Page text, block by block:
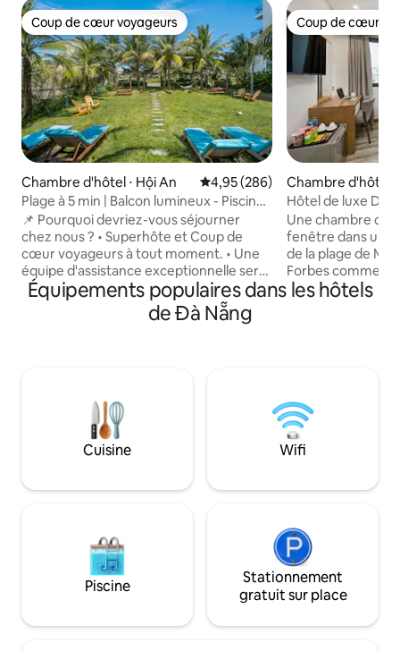
Coup de cœur voyageurs
Coup de cœur voyageurs
Chambre d'hôtel ⋅ Hội An Évaluation moyenne sur la
4,95 (286)
Plage à 5 min | Balcon lumineux - Piscine
et bar incroyables
📌 Pourquoi devriez-vous séjourner
chez nous ? • Superhôte et Coup de
cœur voyageurs à tout moment. • Une
équipe d'assistance exceptionnelle sera
toujours disponible pour vous aider. •
Une entreprise de confiance avec une
licence valide. • Des offres spéciales
sommes toujours heureux d'aider les
voyageurs à organiser le transport, les
visites quotidiennes et à leur donner des
conseils locaux. Vous n'êtes pas
aussi nos amis.
Coup de cœur
Coup de cœur
Chambre d'hôtel
h Sơn
Hôtel de luxe
simple Premium
Une chambre
fenêtre dans un
de la plage de My
Forbes comme la
planète - À 2 km
dans une rue loin
est donc très
dormiez bien. -
salle de sport au
Équipements populaires dans les hôtels
de Đà Nẵng
Cuisine Wifi
Piscine
Stationnement
gratuit sur place